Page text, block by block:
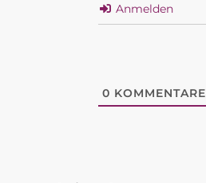
Anmelden
0 KOMMENTARE